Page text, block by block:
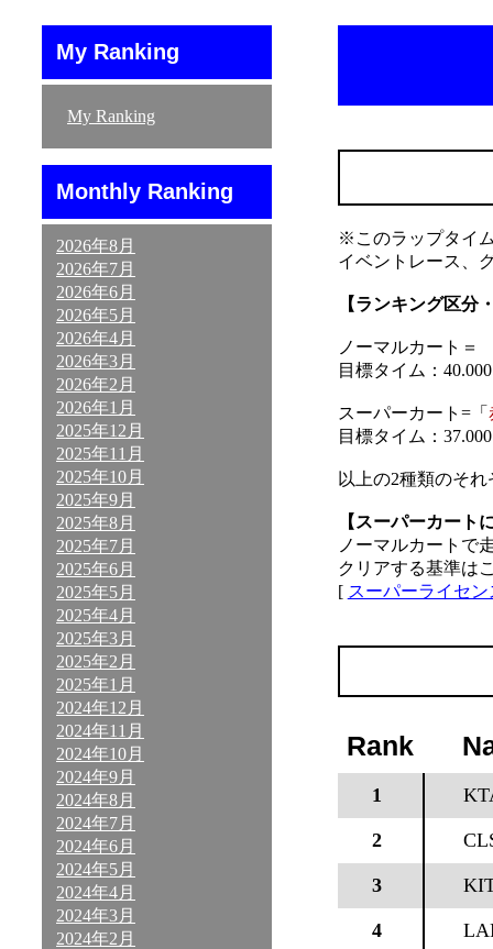
My Ranking
My Ranking
Monthly Ranking
2026年8月
2026年7月
2026年6月
2026年5月
2026年4月
2026年3月
2026年2月
2026年1月
2025年12月
2025年11月
2025年10月
2025年9月
2025年8月
2025年7月
2025年6月
2025年5月
2025年4月
2025年3月
2025年2月
2025年1月
2024年12月
2024年11月
2024年10月
2024年9月
2024年8月
2024年7月
2024年6月
2024年5月
2024年4月
2024年3月
2024年2月
※このラップタイ
イベントレース、
【ランキング区分
ノーマルカート＝
目標タイム：
スーパーカート=「
目標タイム：
以上の2種類のそ
【スーパーカート
ノーマルカートで
クリアする基準は
[ スーパーライセ
Rank
1
2
3
4